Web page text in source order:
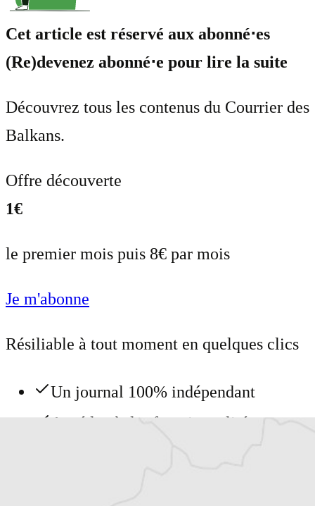
Cet article est réservé aux abonné⋅es
(Re)devenez abonné⋅e pour lire la suite
Découvrez tous les contenus du Courrier des
Balkans.
Offre découverte
1€
le premier mois puis 8€ par mois
Je m'abonne
Résiliable à tout moment en quelques clics
Un journal 100% indépendant
Accédez à des fonctionnalités